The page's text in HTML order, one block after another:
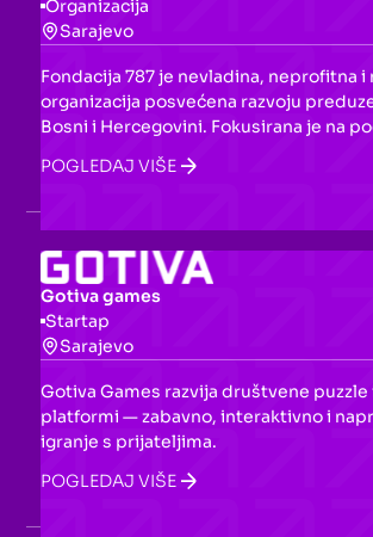
Organizacija
Sarajevo
Fondacija 787 je nevladina, neprofitna
organizacija posvećena razvoju
Bosni i Hercegovini. Fokusirana je na
i mladima kroz programe inkubacije,
akceleracije, akceleracije i investicione
startup ekosistema u BiH.
POGLEDAJ VIŠE
Gotiva games
Startap
Sarajevo
Gotiva Games razvija društvene puzzle
platformi — zabavno, interaktivno i
igranje s prijateljima.
POGLEDAJ VIŠE